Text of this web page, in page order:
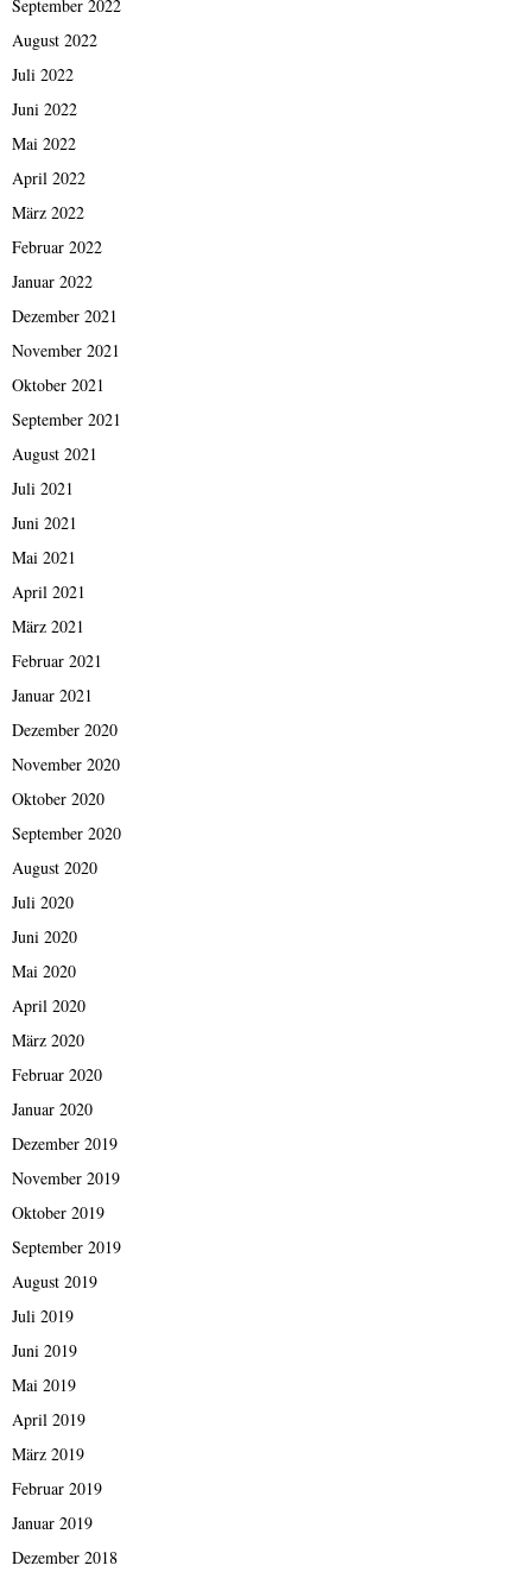
September 2022
August 2022
Juli 2022
Juni 2022
Mai 2022
April 2022
März 2022
Februar 2022
Januar 2022
Dezember 2021
November 2021
Oktober 2021
September 2021
August 2021
Juli 2021
Juni 2021
Mai 2021
April 2021
März 2021
Februar 2021
Januar 2021
Dezember 2020
November 2020
Oktober 2020
September 2020
August 2020
Juli 2020
Juni 2020
Mai 2020
April 2020
März 2020
Februar 2020
Januar 2020
Dezember 2019
November 2019
Oktober 2019
September 2019
August 2019
Juli 2019
Juni 2019
Mai 2019
April 2019
März 2019
Februar 2019
Januar 2019
Dezember 2018